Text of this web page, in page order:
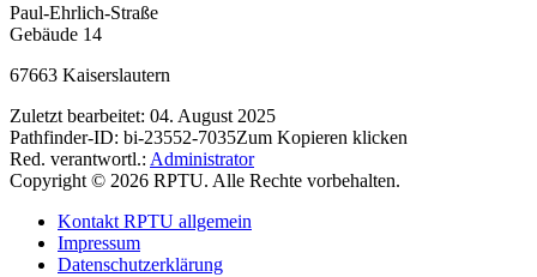
Paul-Ehrlich-Straße
Gebäude 14
67663 Kaiserslautern
Zuletzt bearbeitet: 04. August 2025
Pathfinder-ID: bi-23552-7035Zum Kopieren klicken
Red. verantwortl.: Administrator
Copyright © 2026 RPTU. Alle Rechte vorbehalten.
Kontakt RPTU allgemein
Impressum
Datenschutzerklärung